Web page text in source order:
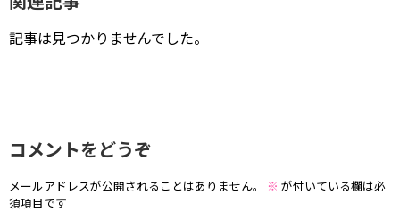
記事は見つかりませんでした。
コメントをどうぞ
メールアドレスが公開されることはありません。 ※ が付いている欄は必
須項目です